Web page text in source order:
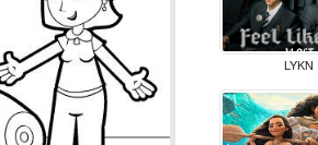
LYKN